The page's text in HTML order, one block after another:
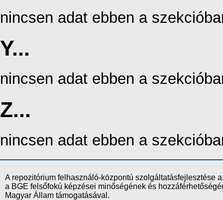
nincsen adat ebben a
Y...
nincsen adat ebben a
Z...
nincsen adat ebben a
A repozitórium felhasználó-központú szolgáltatásfejlesztése
a BGE felsőfokú képzései minőségének és
Magyar Állam támogatásával.